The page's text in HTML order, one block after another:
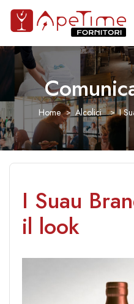
Home Alcolici I
I Suau
il look